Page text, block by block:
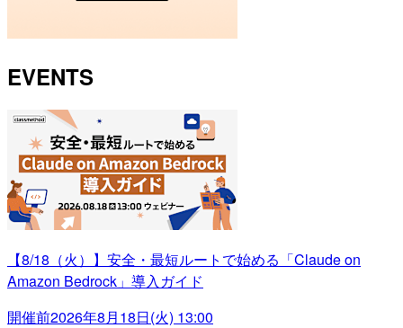
EVENTS
【8/18（火）】安全・最短ルートで始める「Claude on
Amazon Bedrock」導入ガイド
開催前2026年8月18日(火) 13:00